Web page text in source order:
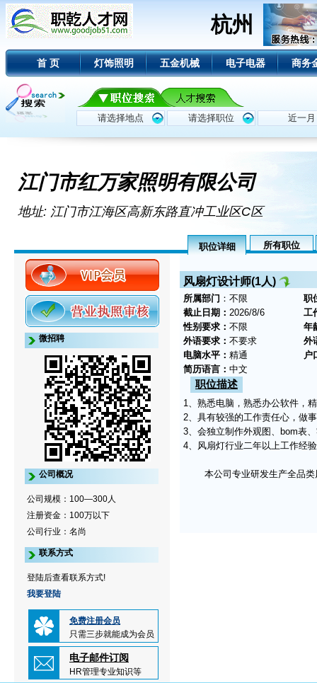
杭州
首 页 灯饰照明 五金机械 电子电器 商务
江门市红万家照明有限公司
地址: 江门市江海区高新东路直冲工业区C区
职位详细 所有职位
微招聘
公司概况
公司规模：100—300人
注册资金：100万以下
公司行业：名尚
联系方式
登陆后查看联系方式!
我要登陆
免费注册会员
只需三步就能成为会员
电子邮件订阅
HR管理专业知识等
风扇灯设计师(1人)
所属部门 ：不限
职
截止日期： 2026/8/6
工
性别要求： 不限
年
外语要求： 不要求
外
电脑水平： 精通
户
简历语言： 中文
职位描述
1、熟悉电脑，熟悉办公软件，
2、具有较强的工作责任心，做
3、会独立制作外观图、bom表
4、风扇灯行业二年以上工作经
本公司专业研发生产全品类